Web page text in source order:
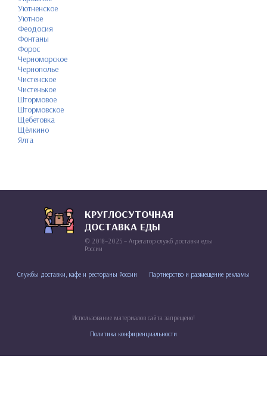
Уютненское
Уютное
Феодосия
Фонтаны
Форос
Черноморское
Чернополье
Чистенское
Чистенькое
Штормовое
Штормовское
Щебетовка
Щёлкино
Ялта
КРУГЛОСУТОЧНАЯ
ДОСТАВКА ЕДЫ
© 2018–2025 – Агрегатор служб доставки еды
России
Службы доставки, кафе и рестораны России Партнерство и размещение рекламы
Использование материалов сайта запрещено!
Политика конфиденциальности